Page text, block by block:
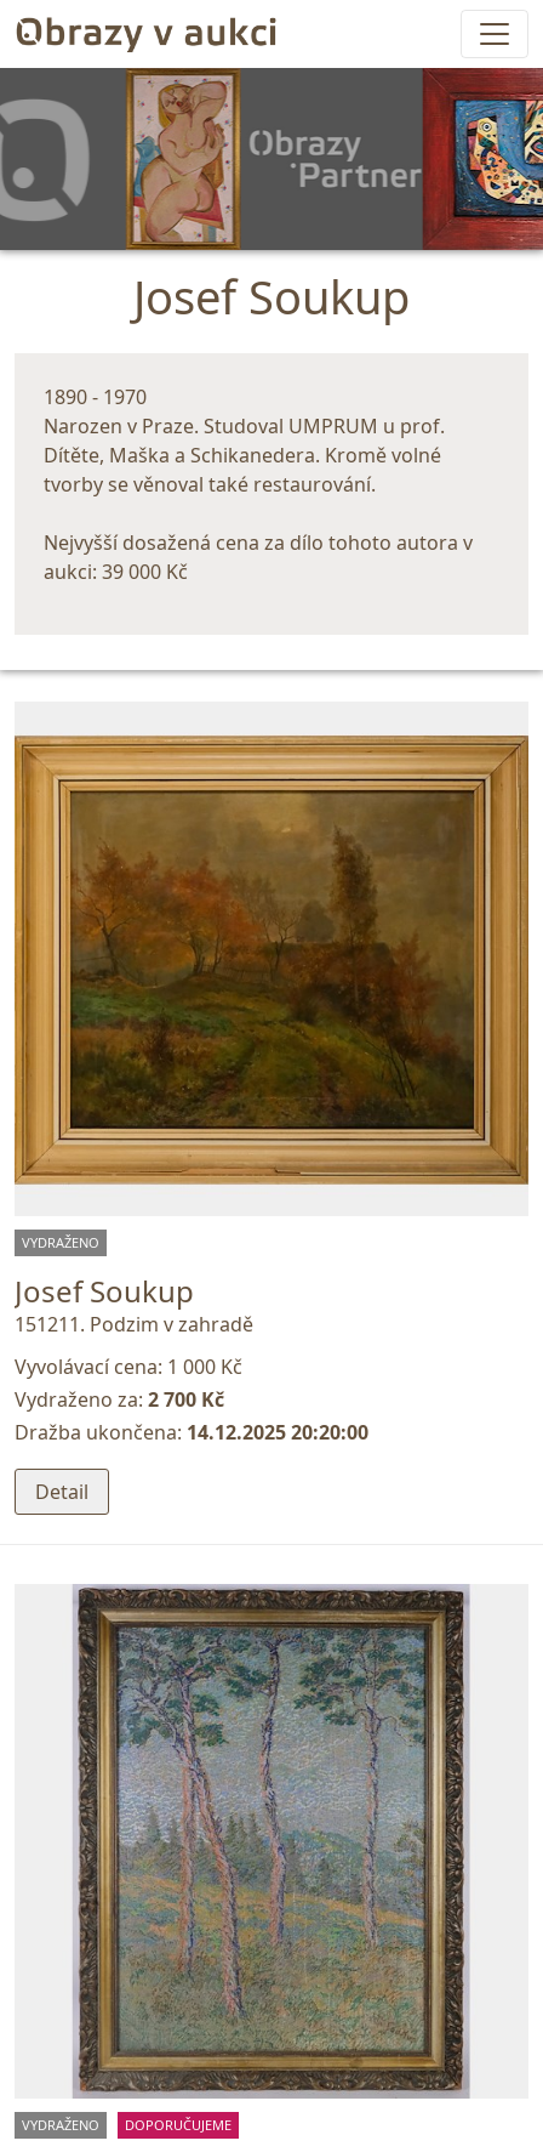
Josef Soukup
1890 - 1970
Narozen v Praze. Studoval UMPRUM u prof.
Dítěte, Maška a Schikanedera. Kromě volné
tvorby se věnoval také restaurování.
Nejvyšší dosažená cena za dílo tohoto autora v
aukci: 39 000 Kč
VYDRAŽENO
Josef Soukup
151211. Podzim v zahradě
Vyvolávací cena: 1 000 Kč
Vydraženo za: 2 700 Kč
Dražba ukončena: 14.12.2025 20:20:00
Detail
VYDRAŽENO DOPORUČUJEME